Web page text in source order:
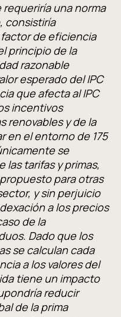
una norma
consistiría
de eficiencia
principio de la
razonable
esperado del IPC
que afecta al IPC
incentivos
renovables y de la
en el entorno de 175
se
las tarifas y primas,
para otras
y sin perjuicio
a los precios
de la
Dado que los
se calculan cada
a los valores del
tiene un impacto
reducir
de la prima